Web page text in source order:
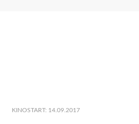
KINOSTART: 14.09.2017